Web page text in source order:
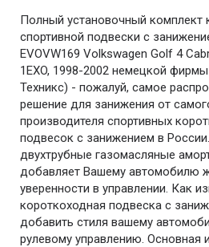
Полный установочный комплект
спортивной подвески с
EVOVW169 Volkswagen Golf 4
1EXO, 1998-2002 немецкой
Техникс) - пожалуй, самое
решение для занижения от
производителя спортивных
подвесок с занижением в
двухтрубные газомасляные
добавляет Вашему автомобилю
уверенности в управлении. Как
короткоходная подвеска с
добавить стиля вашему
рулевому управлению. Основная